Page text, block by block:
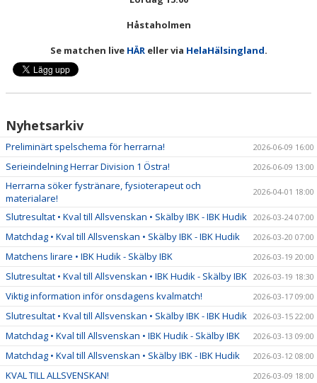
Håstaholmen
Se matchen live HÄReller via HelaHälsingland.
Nyhetsarkiv
Preliminärt spelschema för herrarna! 2026-06-09 16:00
Serieindelning Herrar Division 1 Östra! 2026-06-09 13:00
Herrarna söker fystränare, fysioterapeut och
materialare!
2026-04-01 18:00
Slutresultat • Kval till Allsvenskan • Skälby IBK - IBK Hudik 2026-03-24 07:00
Matchdag • Kval till Allsvenskan • Skälby IBK - IBK Hudik 2026-03-20 07:00
Matchens lirare • IBK Hudik - Skälby IBK 2026-03-19 20:00
Slutresultat • Kval till Allsvenskan • IBK Hudik - Skälby IBK 2026-03-19 18:30
Viktig information inför onsdagens kvalmatch! 2026-03-17 09:00
Slutresultat • Kval till Allsvenskan • Skälby IBK - IBK Hudik 2026-03-15 22:00
Matchdag • Kval till Allsvenskan • IBK Hudik - Skälby IBK 2026-03-13 09:00
Matchdag • Kval till Allsvenskan • Skälby IBK - IBK Hudik 2026-03-12 08:00
KVAL TILL ALLSVENSKAN! 2026-03-09 18:00